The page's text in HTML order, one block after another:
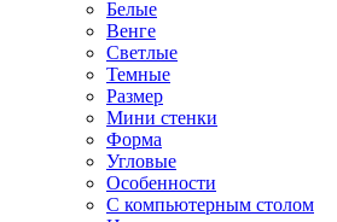
Белые
Венге
Светлые
Темные
Размер
Мини стенки
Форма
Угловые
Особенности
С компьютерным столом